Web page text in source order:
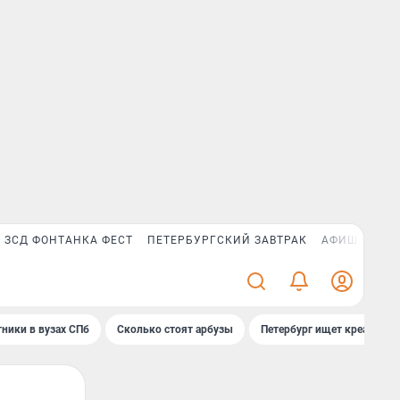
ЗСД ФОНТАНКА ФЕСТ ПЕТЕРБУРГСКИЙ ЗАВТРАК АФИША PLUS
в вузах СПб Сколько стоят арбузы Петербург ищет креатив